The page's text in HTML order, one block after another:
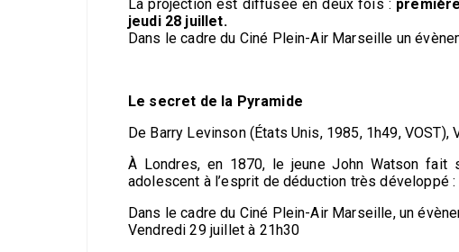
La projection est diffusée en deux fois :
jeudi 28 juillet.
Dans le cadre du Ciné Plein-Air Marseille un
Le secret de la Pyramide
De Barry Levinson (États Unis, 1985, 1h49, VOST),
À Londres, en 1870, le jeune John Watson
adolescent à l’esprit de déduction très développé :
Dans le cadre du Ciné Plein-Air Marseille, un
Vendredi 29 juillet à 21h30